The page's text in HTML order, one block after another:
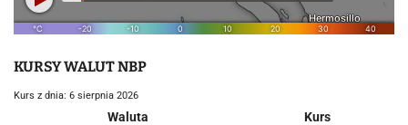
KURSY WALUT NBP
Kurs z dnia: 6 sierpnia 2026
Waluta
Kurs